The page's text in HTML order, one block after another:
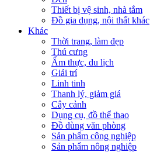
Thiết bị vệ sinh, nhà tắm
Đồ gia dụng, nội thất khác
Khác
Thời trang, làm đẹp
Thú cưng
Ẩm thực, du lịch
Giải trí
Linh tinh
Thanh lý, giảm giá
Cây cảnh
Dụng cụ, đồ thể thao
Đồ dùng văn phòng
Sản phẩm công nghiệp
Sản phẩm nông nghiệp